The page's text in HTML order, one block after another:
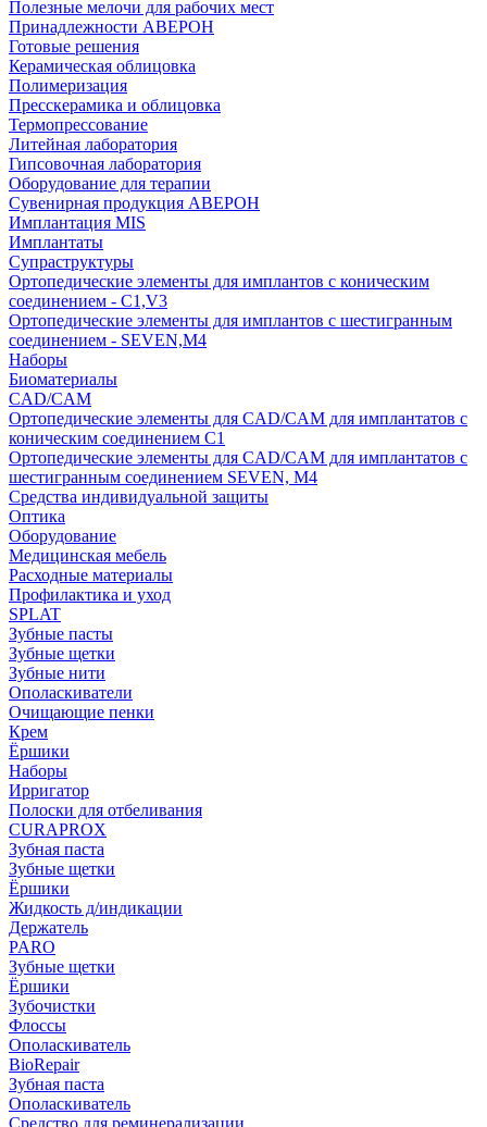
Полезные мелочи для рабочих мест
Принадлежности АВЕРОН
Готовые решения
Керамическая облицовка
Полимеризация
Пресскерамика и облицовка
Термопрессование
Литейная лаборатория
Гипсовочная лаборатория
Оборудование для терапии
Сувенирная продукция АВЕРОН
Имплантация MIS
Имплантаты
Супраструктуры
Ортопедические элементы для имплантов с коническим
соединением - C1,V3
Ортопедические элементы для имплантов с шестигранным
соединением - SEVEN,M4
Наборы
Биоматериалы
CAD/CAM
Ортопедические элементы для CAD/CAM для имплантатов с
коническим соединением С1
Ортопедические элементы для CAD/CAM для имплантатов с
шестигранным соединением SEVEN, М4
Средства индивидуальной защиты
Оптика
Оборудование
Медицинская мебель
Расходные материалы
Профилактика и уход
SPLAT
Зубные пасты
Зубные щетки
Зубные нити
Ополаскиватели
Очищающие пенки
Крем
Ёршики
Наборы
Ирригатор
Полоски для отбеливания
CURAPROX
Зубная паста
Зубные щетки
Ёршики
Жидкость д/индикации
Держатель
PARO
Зубные щетки
Ёршики
Зубочистки
Флоссы
Ополаскиватель
BioRepair
Зубная паста
Ополаскиватель
Средство для реминерализации